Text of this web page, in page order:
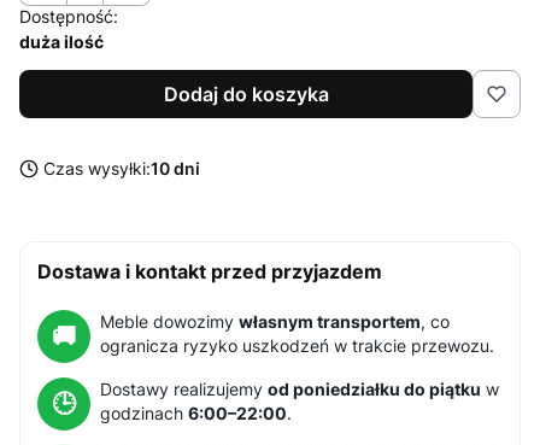
Dostępność:
duża ilość
Dodaj do koszyka
Czas wysyłki:10 dni
Dostawa i kontakt przed przyjazdem
🚚
Meble dowozimy własnym transportem, co
ogranicza ryzyko uszkodzeń w trakcie przewozu.
🕒
Dostawy realizujemy od poniedziałku do piątku w
godzinach 6:00–22:00.